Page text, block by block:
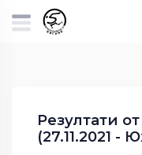
Резултати
(27.11.2021 -